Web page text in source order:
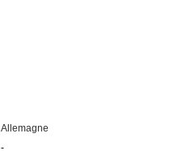
Allemagne
-